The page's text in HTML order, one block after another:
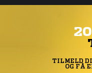
TILMELD
OG FÅ